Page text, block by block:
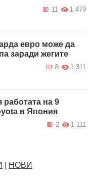
1 479
11
евро може да
заради жегите
1 311
8
на 9
в Япония
1 111
2
НОВИ